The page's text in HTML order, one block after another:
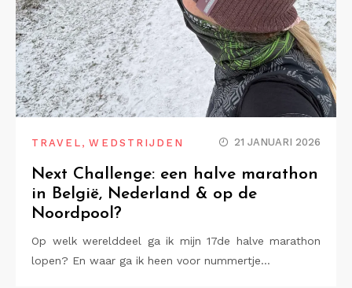
TRAVEL ,WEDSTRIJDEN 21 JANUARI 2026
Next Challenge: een halve marathon
in België, Nederland & op de
Noordpool?
Op welk werelddeel ga ik mijn 17de halve marathon
lopen? En waar ga ik heen voor nummertje…